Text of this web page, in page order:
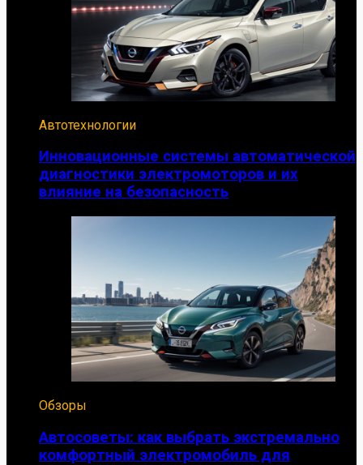
Автотехнологии
Инновационные системы автоматической
диагностики электромоторов и их
влияние на безопасность
Обзоры
Автосоветы: как выбрать экстремально
комфортный электромобиль для